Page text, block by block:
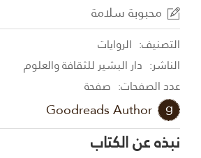
محبوبة سلامة
التصنيف: الروايات
الناشر: دار البشير للثقافة والعلوم
عدد الصفحات: صفحة
Goodreads Author
نبذه عن الكتاب